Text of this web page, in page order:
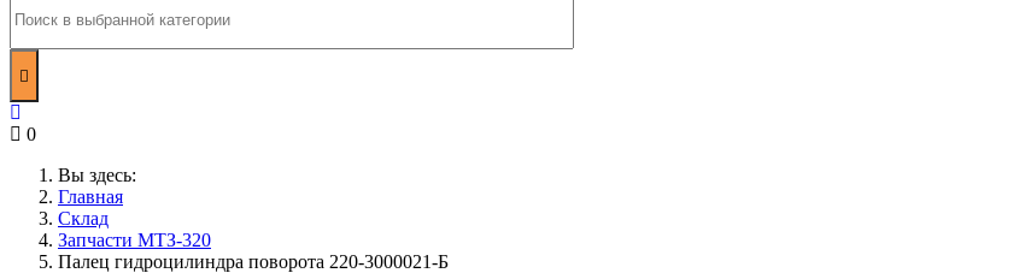
0
Вы здесь:
Главная
Склад
Запчасти МТЗ-320
Палец гидроцилиндра поворота 220-3000021-Б